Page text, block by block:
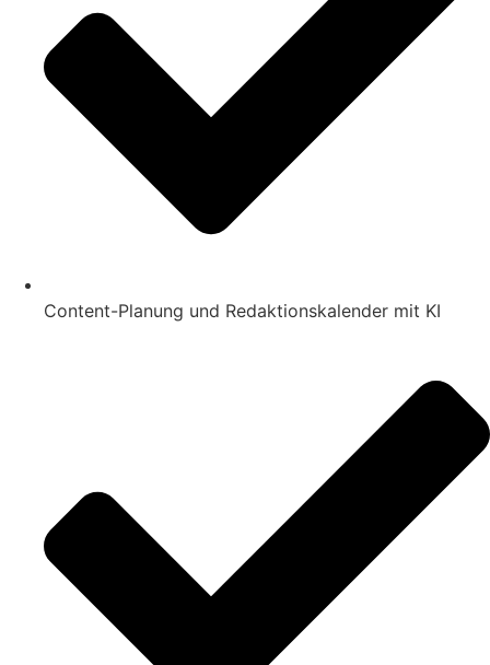
Content-Planung und Redaktionskalender mit KI